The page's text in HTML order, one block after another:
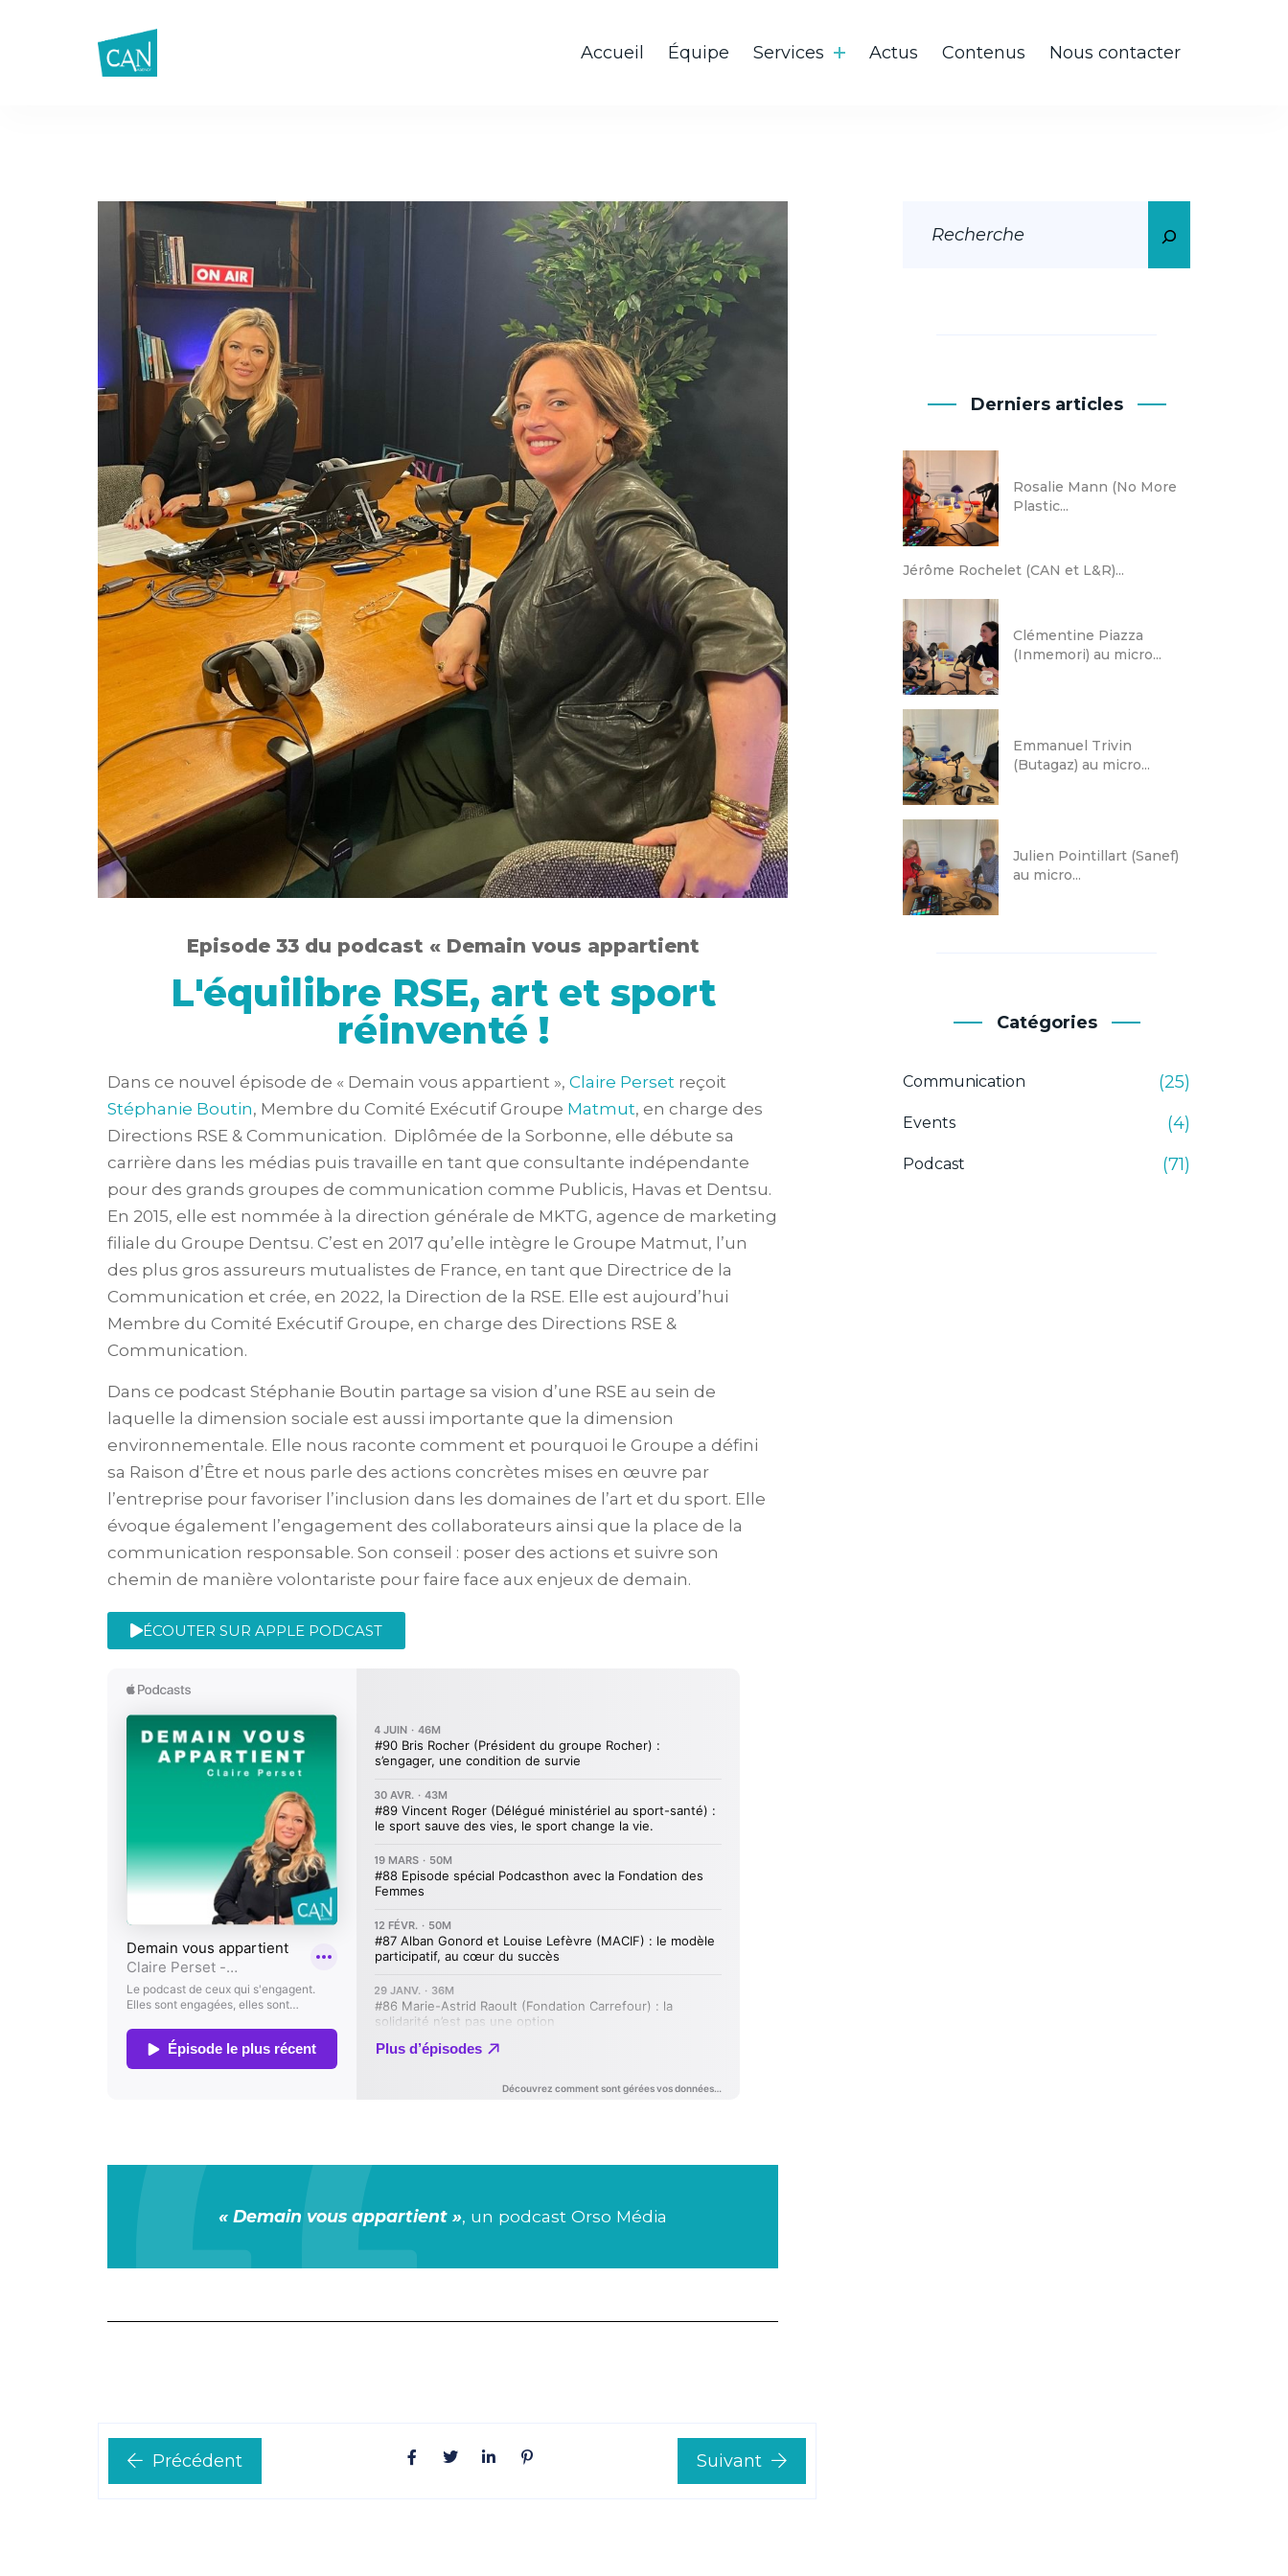
Accueil Équipe Services Actus Contenus Nous contacter
Episode 33 du podcast « Demain vous appartient
L'équilibre RSE, art et sport
réinventé !
Dans ce nouvel épisode de « Demain vous appartient », Claire Perset reçoit
Stéphanie Boutin, Membre du Comité Exécutif Groupe Matmut, en charge des
Directions RSE & Communication. Diplômée de la Sorbonne, elle débute sa
carrière dans les médias puis travaille en tant que consultante indépendante
pour des grands groupes de communication comme Publicis, Havas et Dentsu.
En 2015, elle est nommée à la direction générale de MKTG, agence de marketing
filiale du Groupe Dentsu. C’est en 2017 qu’elle intègre le Groupe Matmut, l’un
des plus gros assureurs mutualistes de France, en tant que Directrice de la
Communication et crée, en 2022, la Direction de la RSE. Elle est aujourd’hui
Membre du Comité Exécutif Groupe, en charge des Directions RSE &
Communication.
Dans ce podcast Stéphanie Boutin partage sa vision d’une RSE au sein de
laquelle la dimension sociale est aussi importante que la dimension
environnementale. Elle nous raconte comment et pourquoi le Groupe a défini
sa Raison d’Être et nous parle des actions concrètes mises en œuvre par
l’entreprise pour favoriser l’inclusion dans les domaines de l’art et du sport. Elle
évoque également l’engagement des collaborateurs ainsi que la place de la
communication responsable. Son conseil : poser des actions et suivre son
chemin de manière volontariste pour faire face aux enjeux de demain.
ÉCOUTER SUR APPLE PODCAST
« Demain vous appartient », un podcast Orso Média
Précédent Suivant
Derniers articles
Rosalie Mann (No More
Plastic...
Jérôme Rochelet (CAN et L&R)...
Clémentine Piazza
(Inmemori) au micro...
Emmanuel Trivin
(Butagaz) au micro...
Julien Pointillart (Sanef)
au micro...
Catégories
Communication (25)
Events (4)
Podcast (71)